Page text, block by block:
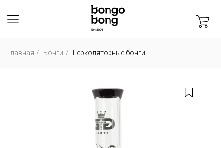
Главная Бонги Перколяторные бонги